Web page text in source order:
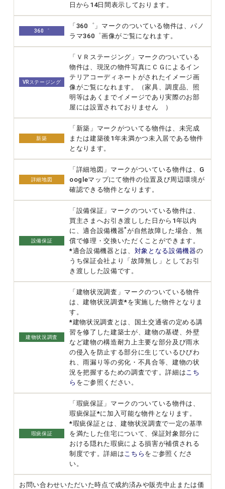
日から14日間表示しております。
360゜
「360゜」マークのついている物件は、パノ
ラマ360゜画像がご覧になれます。
VRステージング
「ＶＲステージング」マークのついている
物件は、現況の物件写真にＣＧによるイン
テリアコーディネートがされたイメージ画
像がご覧になれます。（家具、調度品、照
明等はあくまでイメージであり実際のお部
屋には設置されておりません ）
新築
「新築」マークがついてる物件は、未完成
または建築後1年未満かつ未入居である物件
となります。
詳細地図
「詳細地図」マークがついている物件は、G
oogleマップにて物件の位置及び周辺環境が
確認できる物件となります。
設備保証
「設備保証」マークのついている物件は、
買主さまへお引き渡しした日から1年以内
に、適合設備機器*が自然故障した場合、無
償で修理・交換いただくことができます。
*適合設備機器とは、 対象となる設備機器の
うち保証会社より「故障無し」としてお引
き渡しした設備です。
建物状況調査
「建物状況調査」マークのついている物件
は、建物状況調査*を実施した物件となりま
す。
*建物状況調査とは、国土交通省の定める講
習を修了した建築士が、建物の基礎、外壁
など建物の構造耐力上主要な部分及び雨水
の侵入を防止する部分に生じているひびわ
れ、雨漏り等の劣化・不具合等、建物の状
況を把握するための調査です。詳細は こち
ら をご参照ください。
瑕疵保証
「瑕疵保証」マークのついている物件は、
瑕疵保証*に加入可能な物件となります。
*瑕疵保証とは、建物状況調査で一定の基準
を満たした住宅について、保証対象部分に
おける隠れた瑕疵による損害が補償される
制度です。詳細は こちら をご参照くださ
い。
お問い合わせいただいた時点で成約済みや販売中止または価